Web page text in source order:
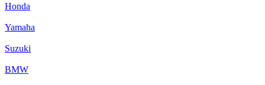
Honda
Yamaha
Suzuki
BMW